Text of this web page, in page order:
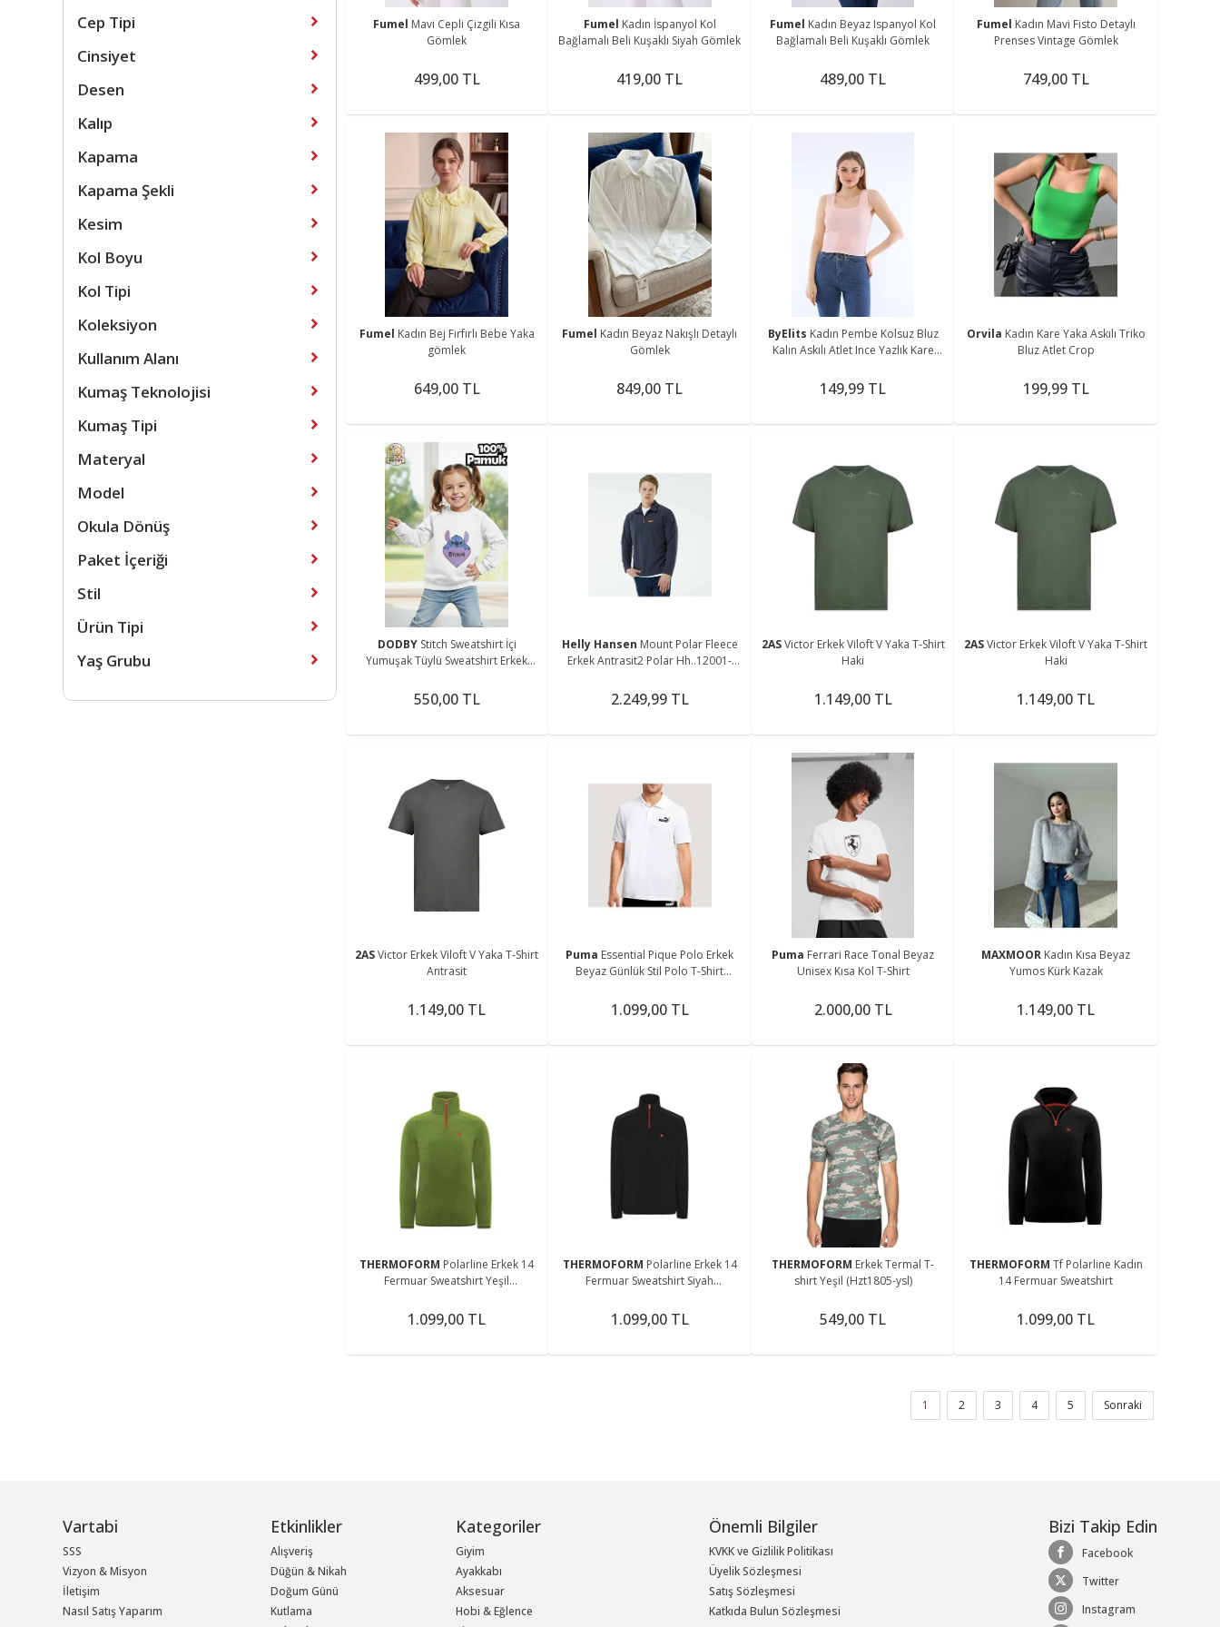
Cep Tipi
Cinsiyet
Desen
Kalıp
Kapama
Kapama Şekli
Kesim
Kol Boyu
Kol Tipi
Koleksiyon
Kullanım Alanı
Kumaş Teknolojisi
Kumaş Tipi
Materyal
Model
Okula Dönüş
Paket İçeriği
Stil
Ürün Tipi
Yaş Grubu
Fumel Mavi Cepli Çizgili Kısa
Gömlek
499,00 TL
Fumel Kadın İspanyol Kol
Bağlamalı Beli Kuşaklı Siyah Gömlek
419,00 TL
Fumel Kadın Beyaz Ispanyol Kol
Bağlamalı Beli Kuşaklı Gömlek
489,00 TL
Fumel Kadın Mavi Fisto Detaylı
Prenses Vintage Gömlek
749,00 TL
Fumel Kadın Bej Fırfırlı Bebe Yaka
gömlek
649,00 TL
Fumel Kadın Beyaz Nakışlı Detaylı
Gömlek
849,00 TL
ByElits Kadın Pembe Kolsuz Bluz
Kalın Askılı Atlet Ince Yazlık Kare
149,99 TL
Orvila Kadın Kare Yaka Askılı Triko
Bluz Atlet Crop
199,99 TL
DODBY Stitch Sweatshirt İçi
Yumuşak Tüylü Sweatshirt Erkek
Stitch Kıyafet
550,00 TL
Helly Hansen Mount Polar Fleece
Erkek Antrasit2 Polar Hh..12001-
2.249,99 TL
2ASVictor Erkek Viloft V Yaka T-Shirt
Haki
1.149,00 TL
2ASVictor Erkek Viloft V Yaka T-Shirt
Haki
1.149,00 TL
2ASVictor Erkek Viloft V Yaka T-Shirt
Antrasit
1.149,00 TL
Puma Essential Pique Polo Erkek
Beyaz Günlük Stil Polo T-Shirt
1.099,00 TL
Puma Ferrari Race Tonal Beyaz
Unisex Kısa Kol T-Shirt
2.000,00 TL
MAXMOOR Kadın Kısa Beyaz
Yumos Kürk Kazak
1.149,00 TL
THERMOFORM Polarline Erkek 14
Fermuar Sweatshirt Yeşil
1.099,00 TL
THERMOFORM Polarline Erkek 14
Fermuar Sweatshirt Siyah
1.099,00 TL
THERMOFORM Erkek Termal T-
shirt Yeşil (Hzt1805-ysl)
549,00 TL
THERMOFORM Tf Polarline Kadın
14 Fermuar Sweatshirt
1.099,00 TL
1 2 3 4 5 Sonraki
Vartabi
SSS
Vizyon & Misyon
İletişim
Nasıl Satış Yaparım
Etkinlikler
Alışveriş
Düğün & Nikah
Doğum Günü
Kutlama
Kategoriler
Giyim
Ayakkabı
Aksesuar
Hobi & Eğlence
Önemli Bilgiler
KVKK ve Gizlilik Politikası
Üyelik Sözleşmesi
Satış Sözleşmesi
Katkıda Bulun Sözleşmesi
Bizi Takip Edin
Facebook
Twitter
Instagram